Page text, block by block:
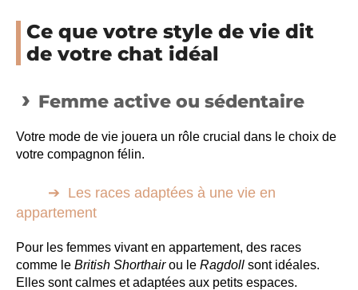
Ce que votre style de vie dit
de votre chat idéal
Femme active ou sédentaire
Votre mode de vie jouera un rôle crucial dans le choix de
votre compagnon félin.
Les races adaptées à une vie en
appartement
Pour les femmes vivant en appartement, des races
comme le British Shorthairou le Ragdoll sont idéales.
Elles sont calmes et adaptées aux petits espaces.